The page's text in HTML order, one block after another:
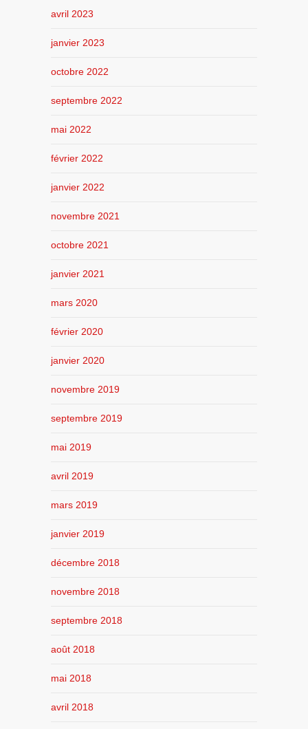
avril 2023
janvier 2023
octobre 2022
septembre 2022
mai 2022
février 2022
janvier 2022
novembre 2021
octobre 2021
janvier 2021
mars 2020
février 2020
janvier 2020
novembre 2019
septembre 2019
mai 2019
avril 2019
mars 2019
janvier 2019
décembre 2018
novembre 2018
septembre 2018
août 2018
mai 2018
avril 2018